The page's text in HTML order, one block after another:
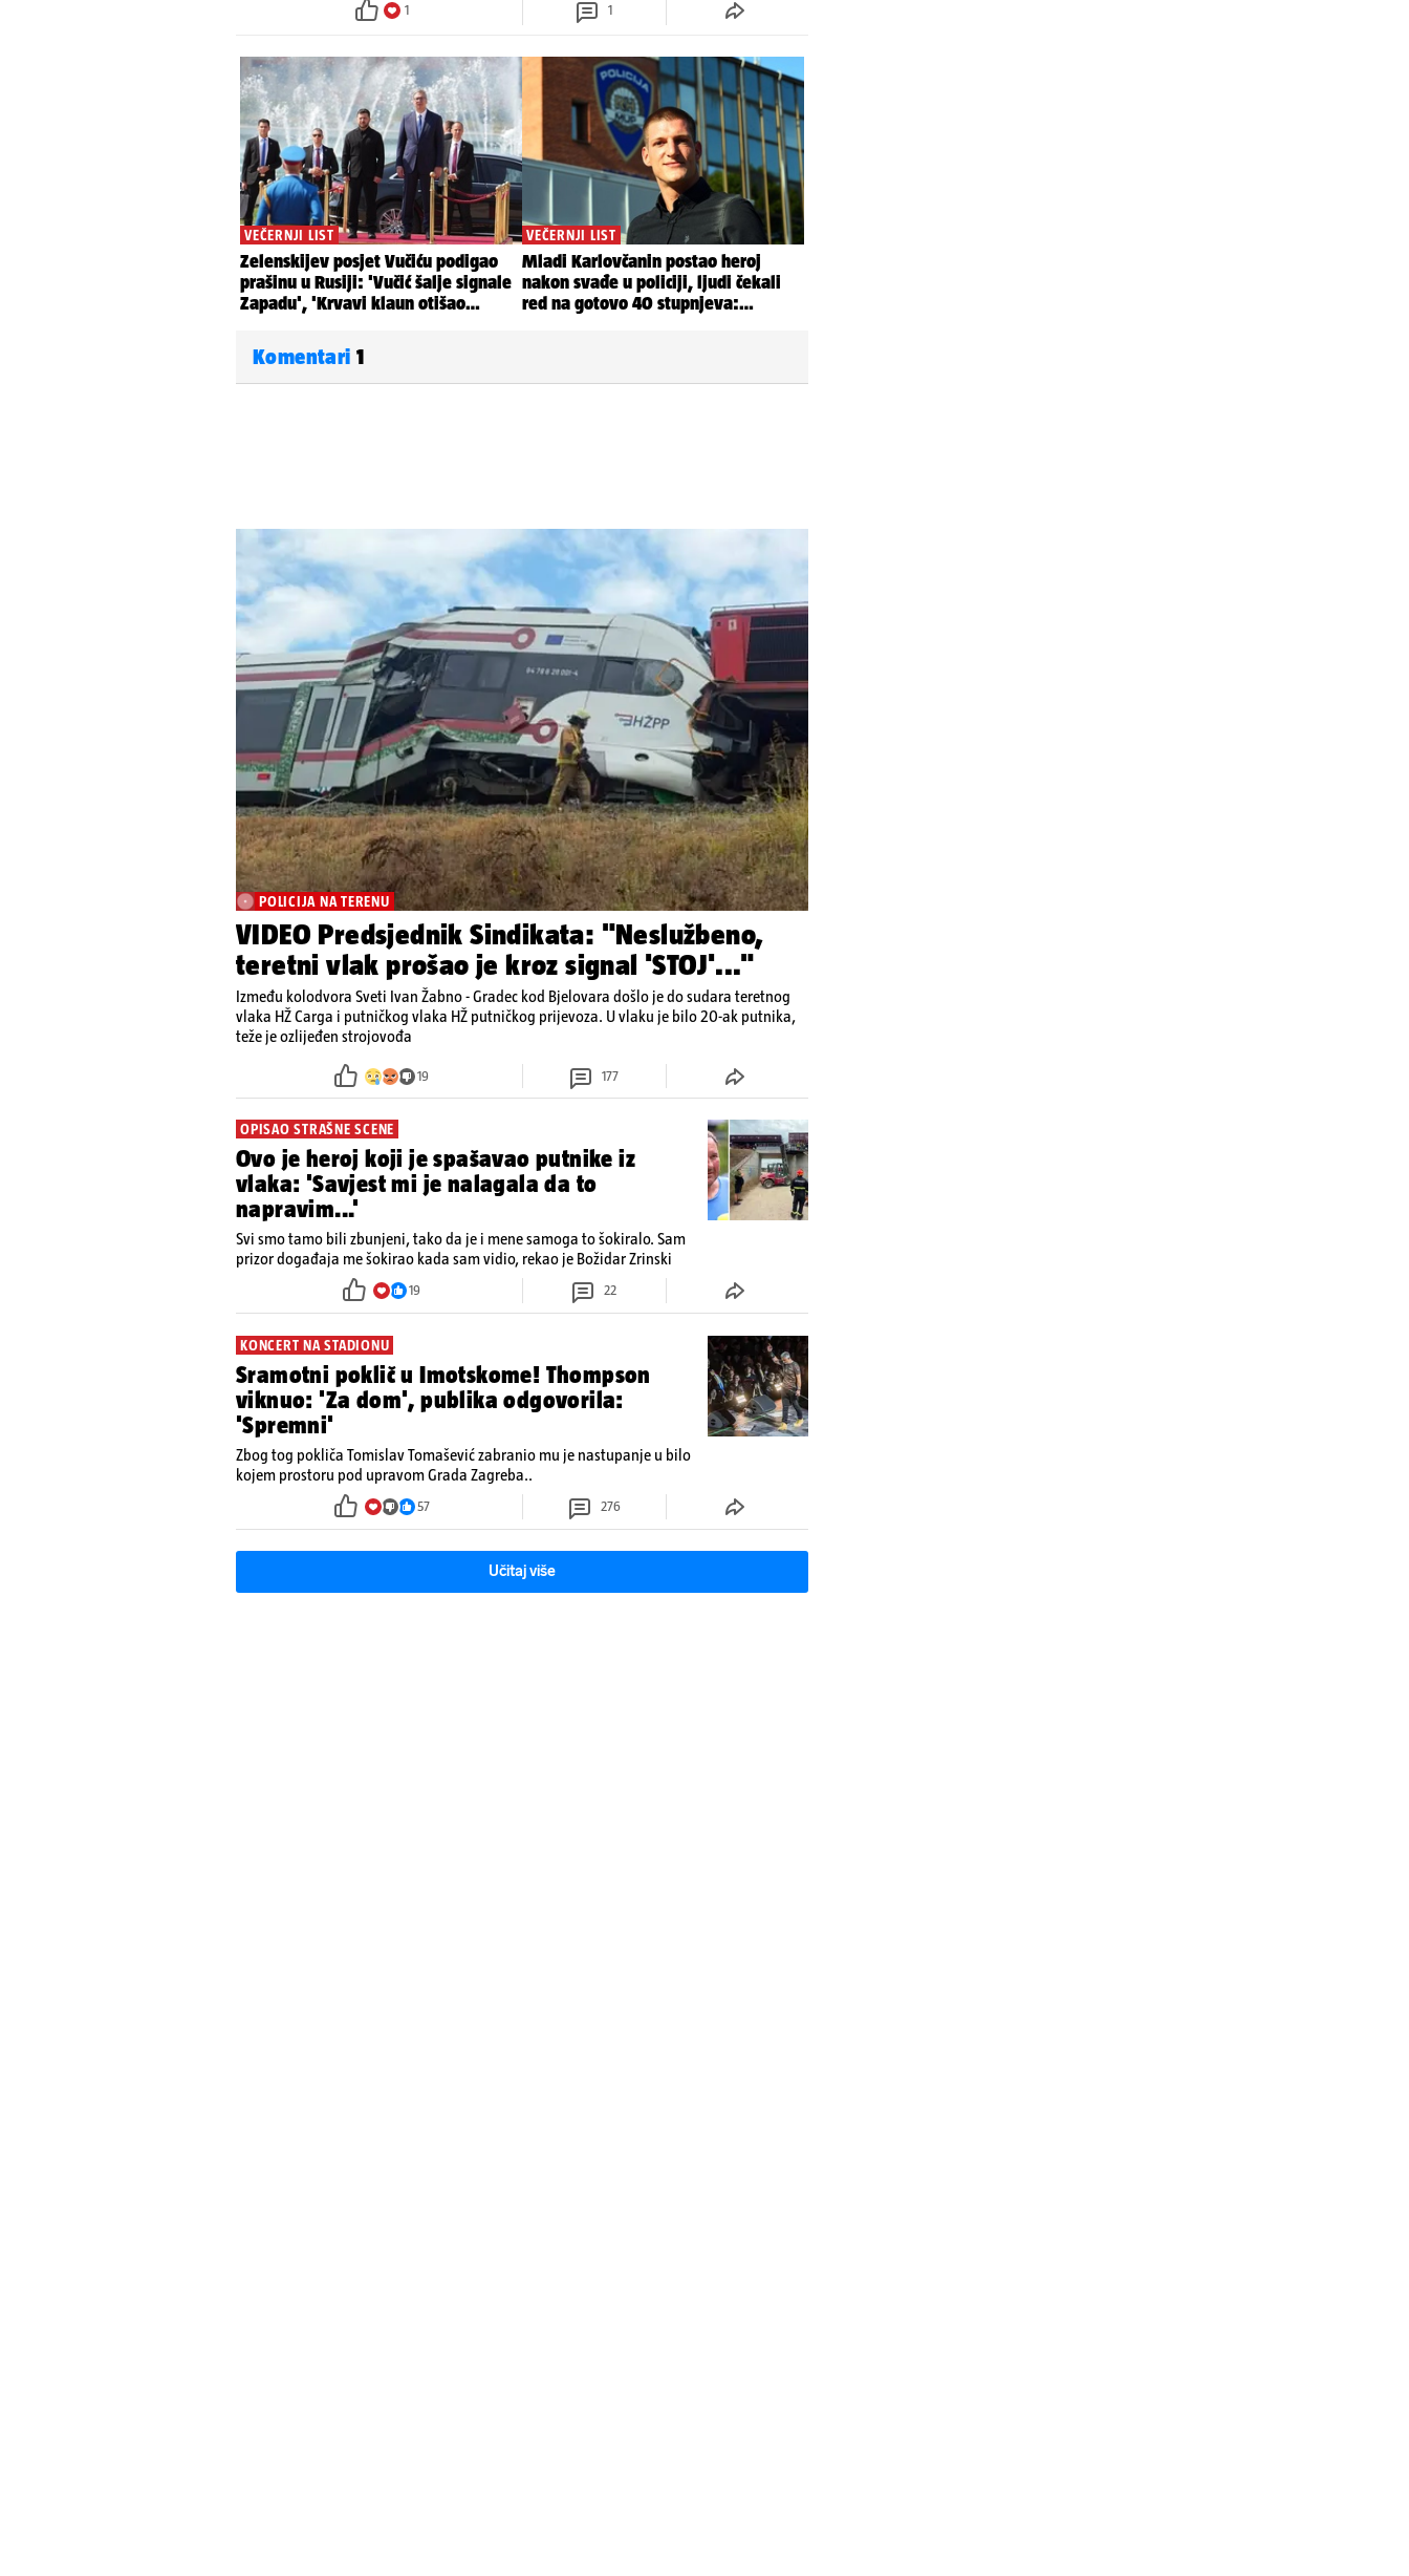
1 1
Komentari 1
POLICIJA NA TERENU
VIDEO Predsjednik Sindikata: "Neslužbeno,
teretni vlak prošao je kroz signal 'STOJ'..."
Između kolodvora Sveti Ivan Žabno - Gradec kod Bjelovara došlo je do sudara teretnog
vlaka HŽ Carga i putničkog vlaka HŽ putničkog prijevoza. U vlaku je bilo 20-ak putnika,
teže je ozlijeđen strojovođa
19 177
OPISAO STRAŠNE SCENE
Ovo je heroj koji je spašavao putnike iz
vlaka: 'Savjest mi je nalagala da to
napravim...'
Svi smo tamo bili zbunjeni, tako da je i mene samoga to šokiralo. Sam
prizor događaja me šokirao kada sam vidio, rekao je Božidar Zrinski
19 22
KONCERT NA STADIONU
Sramotni poklič u Imotskome! Thompson
viknuo: 'Za dom', publika odgovorila:
'Spremni'
Zbog tog pokliča Tomislav Tomašević zabranio mu je nastupanje u bilo
kojem prostoru pod upravom Grada Zagreba..
57 276
Učitaj više